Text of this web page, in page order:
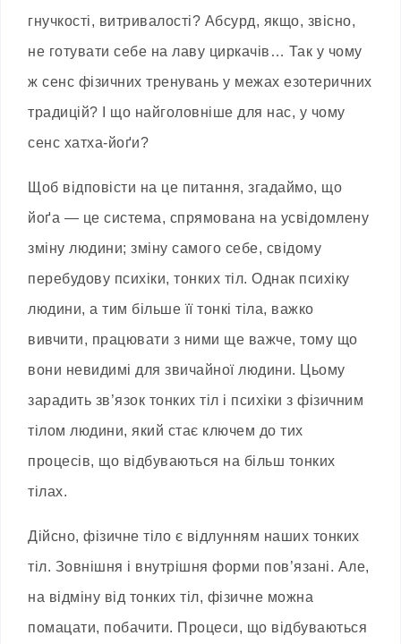
гнучкості, витривалості? Абсурд, якщо, звісно,
не готувати себе на лаву циркачів… Так у чому
ж сенс фізичних тренувань у межах езотеричних
традицій? І що найголовніше для нас, у чому
сенс хатха-йоґи?
Щоб відповісти на це питання, згадаймо, що
йоґа — це система, спрямована на усвідомлену
зміну людини; зміну самого себе, свідому
перебудову психіки, тонких тіл. Однак психіку
людини, а тим більше її тонкі тіла, важко
вивчити, працювати з ними ще важче, тому що
вони невидимі для звичайної людини. Цьому
зарадить зв’язок тонких тіл і психіки з фізичним
тілом людини, який стає ключем до тих
процесів, що відбуваються на більш тонких
тілах.
Дійсно, фізичне тіло є відлунням наших тонких
тіл. Зовнішня і внутрішня форми пов’язані. Але,
на відміну від тонких тіл, фізичне можна
помацати, побачити. Процеси, що відбуваються